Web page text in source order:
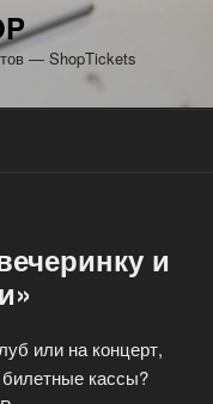
— ShopTickets
и
или на концерт,
билетные кассы?